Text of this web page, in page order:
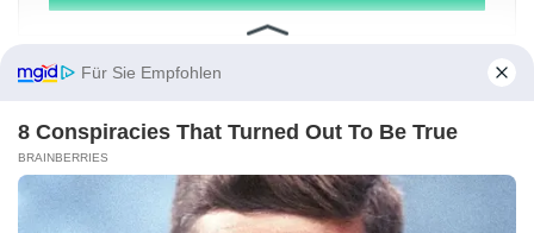
Aktien ATX DAX EuroStoxx 50 Dow Jones NASDAQ 100 Nikkei 225
Weitere Aktien:
LiCo Energy Metals
Cann-Is Capital Synergy Green Industries
Für Sie Empfohlen
8 Conspiracies That Turned Out To Be True
BRAINBERRIES